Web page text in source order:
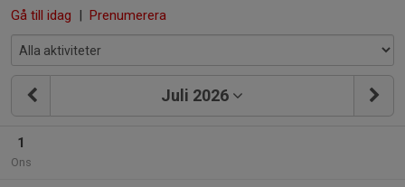
Gå till idag | Prenumerera
Juli 2026
1
Ons